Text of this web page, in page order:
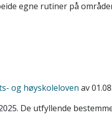
egne rutiner på
og høyskoleloven av
De utfyllende